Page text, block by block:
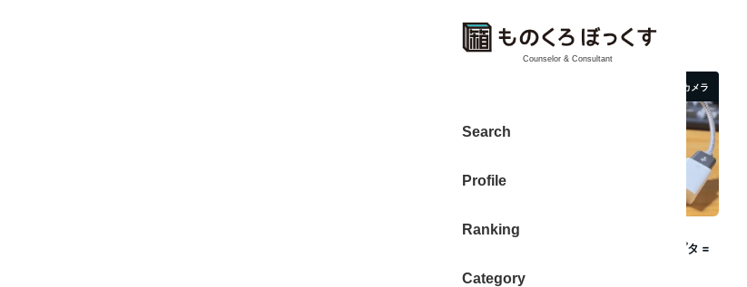
Counselor & Consultant
Search
Profile
Ranking
Category
カメラ
シグマ fp + Lightning – USBカメラアダプタ =
…